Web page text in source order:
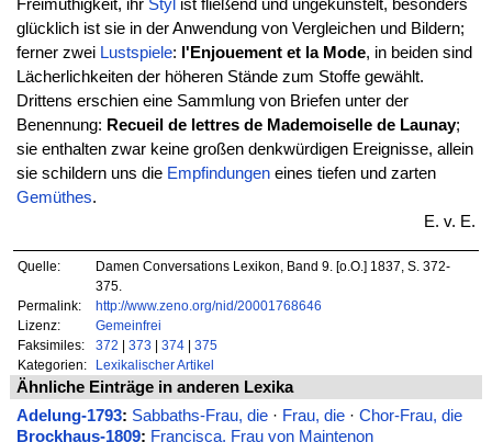
Freimüthigkeit, ihr Styl ist fließend und ungekünstelt, besonders
glücklich ist sie in der Anwendung von Vergleichen und Bildern;
ferner zwei Lustspiele: l'Enjouement et la Mode, in beiden sind
Lächerlichkeiten der höheren Stände zum Stoffe gewählt.
Drittens erschien eine Sammlung von Briefen unter der
Benennung: Recueil de lettres de Mademoiselle de Launay;
sie enthalten zwar keine großen denkwürdigen Ereignisse, allein
sie schildern uns die Empfindungeneines tiefen und zarten
Gemüthes.
E. v. E.
Quelle:
Damen Conversations Lexikon, Band 9. [o.O.] 1837, S. 372-
375.
Permalink:
http://www.zeno.org/nid/20001768646
Lizenz:
Gemeinfrei
Faksimiles:
372 | 373 | 374| 375
Kategorien:
Lexikalischer Artikel
Ähnliche Einträge in anderen Lexika
Adelung-1793: Sabbaths-Frau, die· Frau, die· Chor-Frau, die
Brockhaus-1809: Francisca, Frau von Maintenon